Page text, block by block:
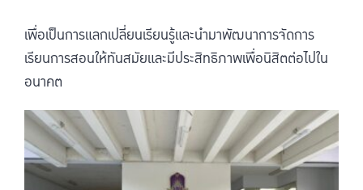
เพื่อเป็นการแลกเปลี่ยนเรียนรู้และนำมาพัฒนาการจัดการ
เรียนการสอนให้ทันสมัยและมีประสิทธิภาพเพื่อนิสิตต่อไปใน
อนาคต